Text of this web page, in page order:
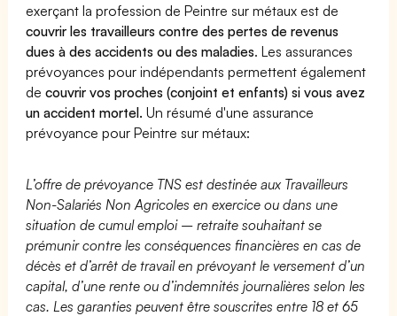
exerçant la profession de Peintre sur métaux est de
couvrir les travailleurs contre des pertes de revenus
dues à des accidents ou des maladies. Les assurances
prévoyances pour indépendants permettent également
decouvrir vos proches (conjoint et enfants) si vous avez
un accident mortel. Un résumé d'une assurance
prévoyance pour Peintre sur métaux:
L’offre de prévoyance TNS est destinée aux Travailleurs
Non-Salariés Non Agricoles en exercice ou dans une
situation de cumul emploi – retraite souhaitant se
prémunir contre les conséquences financières en cas de
décès et d’arrêt de travail en prévoyant le versement d’un
capital, d’une rente ou d’indemnités journalières selon les
cas. Les garanties peuvent être souscrites entre 18 et 65